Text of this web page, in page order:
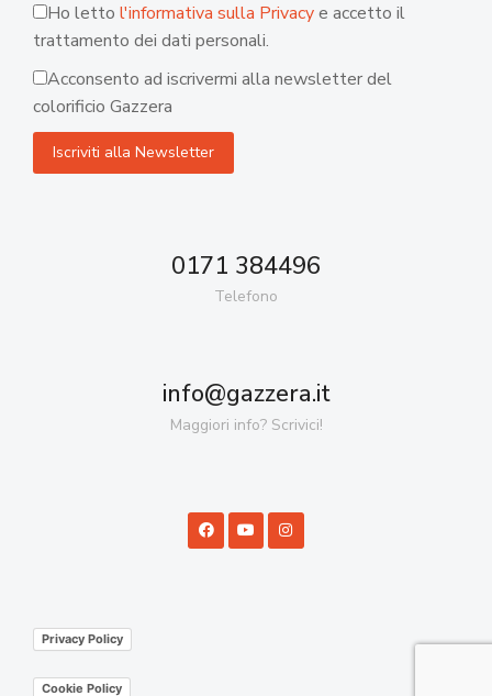
Ho letto l'informativa sulla Privacye accetto il
trattamento dei dati personali.
Acconsento ad iscrivermi alla newsletter del
colorificio Gazzera
0171 384496
Telefono
info@gazzera.it
Maggiori info? Scrivici!
Privacy Policy
Cookie Policy